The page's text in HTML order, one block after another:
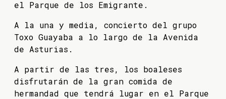
el Parque de los Emigrante.
A la una y media, concierto del grupo
Toxo Guayaba a lo largo de la Avenida
de Asturias.
A partir de las tres, los boaleses
disfrutarán de la gran comida de
hermandad que tendrá lugar en el Parque